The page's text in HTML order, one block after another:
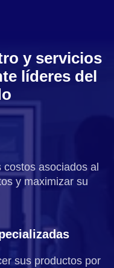
y servicios
líderes del
asociados al
y maximizar su
sus productos por